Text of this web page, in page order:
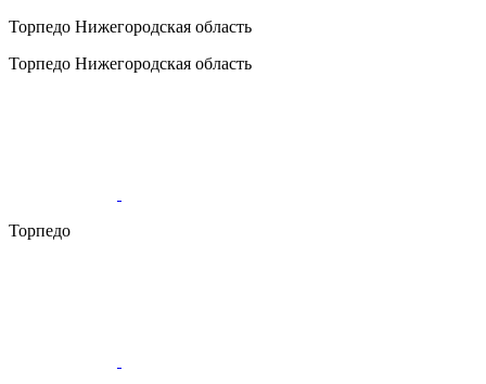
Торпедо Нижегородская область
Торпедо Нижегородская область
Торпедо